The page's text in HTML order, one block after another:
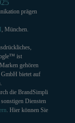
prägen
, München.
ist
gehören
bietet auf
die BrandSimpli
Diensten
. Hier können Sie